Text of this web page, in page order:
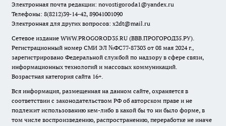
Электронная почта редакции: novostigoroda1@yandex.ru
Телефоны: 8(8212)39-14-42, 89041001090
Электронная для других вопросов: x2dt@mail.ru
Сетевое издание WWW.PROGOROD35.RU (ВВВ.ПРОГОРОД35.РУ).
Регистрационный номер СМИ ЭЛ №ФС77-87303 от 08 мая 2024 г.,
зарегистрировано Федеральной службой по надзору в сфере связи,
информационных технологий и массовых коммуникаций.
Возрастная категория сайта 16+.
Вся информация, размещенная на данном сайте, охраняется в
соответствии с законодательством РФ об авторском праве и не
подлежит использованию кем-либо в какой бы то ни было форме, в
том числе воспроизведению, распространению, переработке не иначе